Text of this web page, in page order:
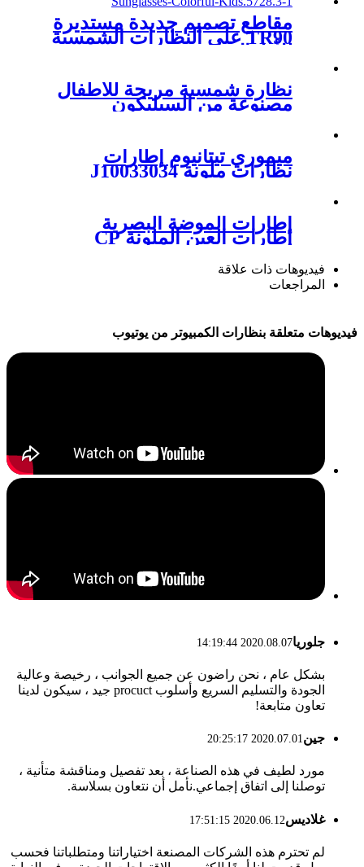
مقاطع تصميم جديدة مستديرة
TR90 على النظارات الشمسية
للأطفال W3453113
نظارة شمسية مريحة للأطفال
مصنوعة من السيليكون
W3551944
ميموري تيتانيوم إطارات
نظارات ملونة J10033034
إطارات الموضة البصرية
إطارات العين الملونة CP
W3452025
فيديوهات ذات علاقة
المراجعات
فيديوهات متعلقة بنظارات الكمبيوتر من يوتيوب
جلوريا2020.08.07 14:19:44
بشكل عام ، نحن راضون عن جميع الجوانب ، رخيصة وعالية
الجودة والتسليم السريع وأسلوب procuct جيد ، سيكون لدينا
تعاون متابعة!
جين2020.07.01 20:25:17
مورد لطيف في هذه الصناعة ، بعد تفصيل ومناقشة متأنية ،
توصلنا إلى اتفاق إجماعي.نأمل أن نتعاون بسلاسة.
غلاديس2020.06.12 17:51:15
لم تحترم هذه الشركات المصنعة اختياراتنا ومتطلباتنا فحسب